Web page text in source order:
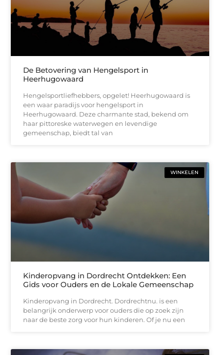
De Betovering van Hengelsport in
Heerhugowaard
Hengelsportliefhebbers, opgelet! Heerhugowaard is
een waar paradijs voor hengelsport in
Heerhugowaard. Deze charmante stad, bekend om
haar pittoreske waterwegen en levendige
gemeenschap, biedt tal van
WINKELEN
Kinderopvang in Dordrecht Ontdekken: Een
Gids voor Ouders en de Lokale Gemeenschap
Kinderopvang in Dordrecht. Dordrechtnu. is een
belangrijk onderwerp voor ouders die op zoek zijn
naar de beste zorg voor hun kinderen. Of je nu een